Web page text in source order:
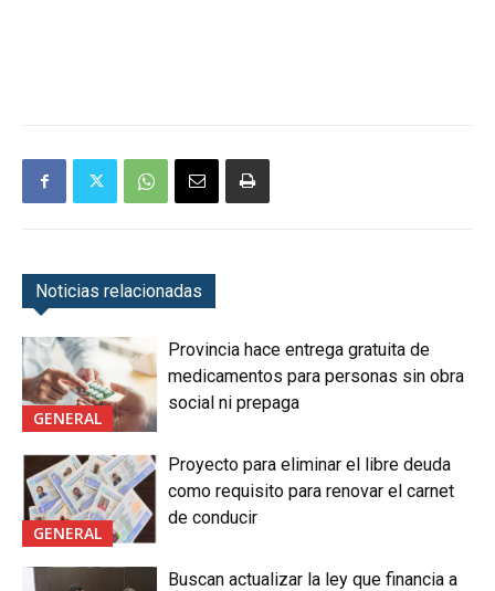
Noticias relacionadas
GENERAL
Provincia hace entrega gratuita de
medicamentos para personas sin obra
social ni prepaga
GENERAL
Proyecto para eliminar el libre deuda
como requisito para renovar el carnet
de conducir
Buscan actualizar la ley que financia a